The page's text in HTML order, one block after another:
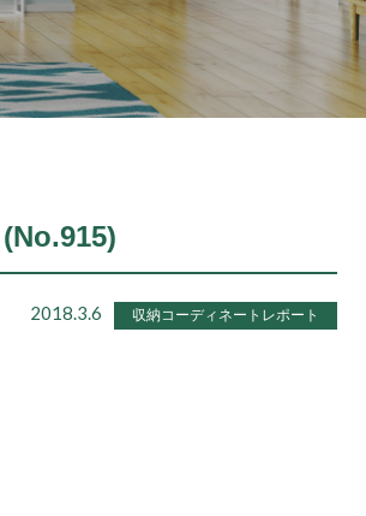
2018.3.6 収納コーディネートレポート